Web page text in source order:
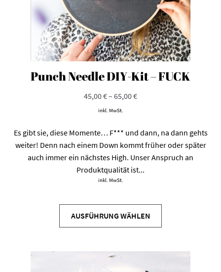
Punch Needle DIY-Kit – FUCK
45,00€– 65,00€
inkl. MwSt.
Es gibt sie, diese Momente… F*** und dann, na dann gehts
weiter! Denn nach einem Down kommt früher oder später
auch immer ein nächstes High. Unser Anspruch an
Produktqualität ist...
inkl. MwSt.
AUSFÜHRUNG WÄHLEN
weist
Varianten